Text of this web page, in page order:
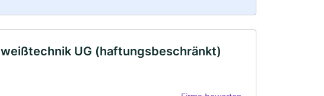
UG (haftungsbeschränkt)